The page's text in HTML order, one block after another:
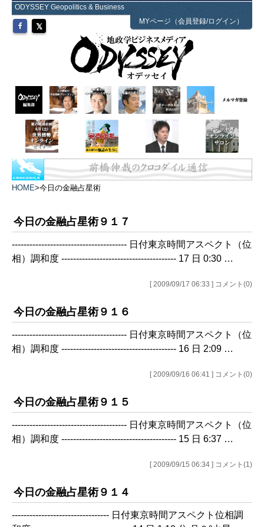
ODYSSEY Geopolitics & Business
MYページ（会員登録/ログイン）
HOME>今日の金融占星術
今日の金融占星術９１７
--------------------------------------- 日付東京時間アスペクト（位
相）調和度 --------------------------------------- 17 日 0:30 …
[ 2009/09/17 06:33 ] コメント(0)
今日の金融占星術９１６
--------------------------------------- 日付東京時間アスペクト（位
相）調和度 --------------------------------------- 16 日 2:09 …
[ 2009/09/16 06:41 ] コメント(0)
今日の金融占星術９１５
--------------------------------------- 日付東京時間アスペクト（位
相）調和度 --------------------------------------- 15 日 6:37 …
[ 2009/09/15 06:34 ] コメント(1)
今日の金融占星術９１４
--------------------------------- 日付東京時間アスペクト位相調